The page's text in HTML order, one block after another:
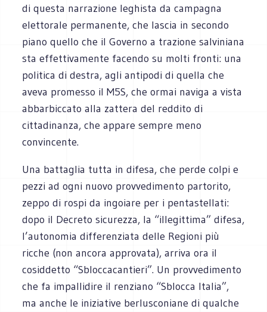
di questa narrazione leghista da campagna
elettorale permanente, che lascia in secondo
piano quello che il Governo a trazione salviniana
sta effettivamente facendo su molti fronti: una
politica di destra, agli antipodi di quella che
aveva promesso il M5S, che ormai naviga a vista
abbarbiccato alla zattera del reddito di
cittadinanza, che appare sempre meno
convincente.
Una battaglia tutta in difesa, che perde colpi e
pezzi ad ogni nuovo provvedimento partorito,
zeppo di rospi da ingoiare per i pentastellati:
dopo il Decreto sicurezza, la “illegittima” difesa,
l’autonomia differenziata delle Regioni più
ricche (non ancora approvata), arriva ora il
cosiddetto “Sbloccacantieri”. Un provvedimento
che fa impallidire il renziano “Sblocca Italia”,
ma anche le iniziative berlusconiane di qualche